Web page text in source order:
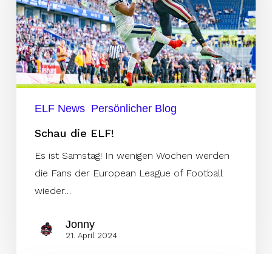
ELF News Persönlicher Blog
Schau die ELF!
Es ist Samstag! In wenigen Wochen werden
die Fans der European League of Football
wieder…
Jonny
21. April 2024